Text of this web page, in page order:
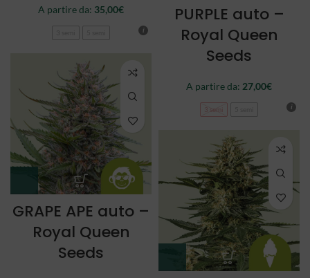
A partire da: 35,00€
PURPLE auto –
Royal Queen
Seeds
A partire da: 27,00€
3 semi
GRAPE APE auto –
Royal Queen
Seeds